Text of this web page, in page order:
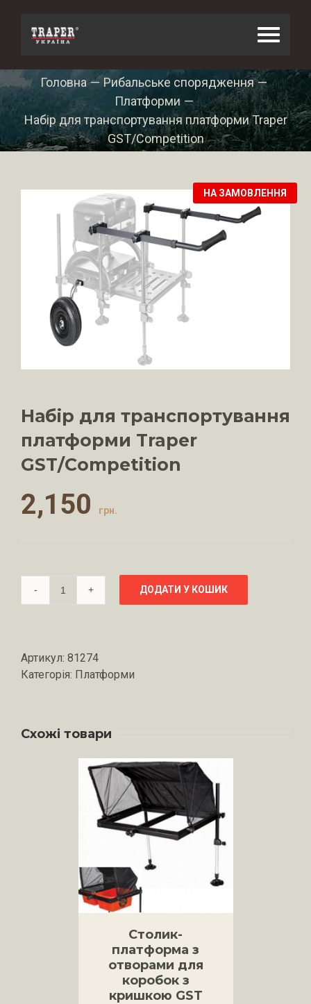
content
Головна — Рибальське спорядження —
Платформи —
Набір для транспортування платформи Traper
GST/Competition
НА ЗАМОВЛЕННЯ
Набір для транспортування
платформи Traper
GST/Competition
2,150 грн.
Кількість
ДОДАТИ У КОШИК
Артикул: 81274
Категорія: Платформи
Схожі товари
Столик-
платформа з
отворами для
коробок з
кришкою GST